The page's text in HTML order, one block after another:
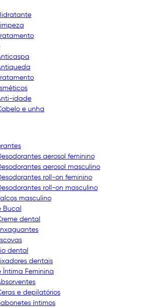
idade
e unha
aerosol feminino
aerosol masculino
roll-on feminino
roll-on masculino
masculino
Bucal
dental
dental
dentais
Íntima Feminina
e depilatórios
íntimos